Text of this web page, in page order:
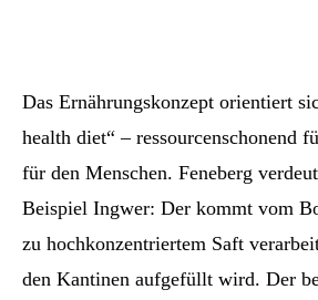
Das Ernährungskonzept orientiert
health diet“ – ressourcenschonend
für den Menschen. Feneberg
Beispiel Ingwer: Der kommt vom
zu hochkonzentriertem Saft
den Kantinen aufgefüllt wird. Der